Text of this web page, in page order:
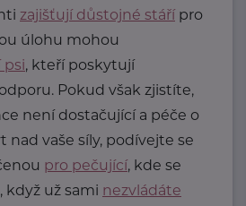
zajišťují důstojné stáří pro
úlohu mohou
psi, kteří poskytují
Pokud však zjistíte,
není dostačující a péče o
nad vaše síly, podívejte se
pro pečující, kde se
když už sami nezvládáte